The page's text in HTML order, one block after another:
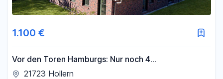
1.100 €
Vor den Toren Hamburgs: Nur noch 4
Traumwohnungen zw. 82 m2 u. 92 m2 Wfl. - ab 1.100
21723 Hollern